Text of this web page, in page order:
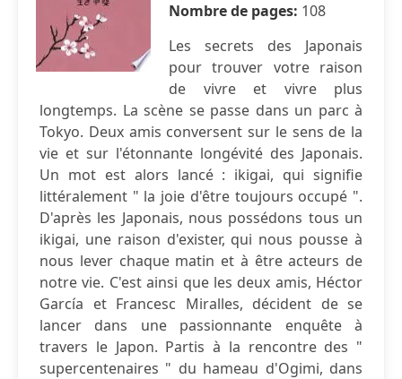
Nombre de pages: 108
Les secrets des Japonais
pour trouver votre raison
de vivre et vivre plus
longtemps. La scène se passe dans un parc à
Tokyo. Deux amis conversent sur le sens de la
vie et sur l'étonnante longévité des Japonais.
Un mot est alors lancé : ikigai, qui signifie
littéralement " la joie d'être toujours occupé ".
D'après les Japonais, nous possédons tous un
ikigai, une raison d'exister, qui nous pousse à
nous lever chaque matin et à être acteurs de
notre vie. C'est ainsi que les deux amis, Héctor
García et Francesc Miralles, décident de se
lancer dans une passionnante enquête à
travers le Japon. Partis à la rencontre des "
supercentenaires " du hameau d'Ogimi, dans